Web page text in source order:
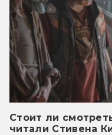
Стоит ли
читали Стивена